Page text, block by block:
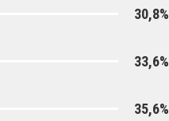
30,8%
33,6%
35,6%